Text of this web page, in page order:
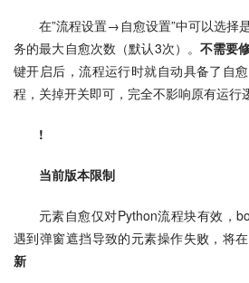
在”流程设置→自愈设置”中可以选择
务的最大自愈次数（默认3次）。不需要
键开启后，流程运行时就自动具备了自
程，关掉开关即可，完全不影响原有运行
!
当前版本限制
元素自愈仅对Python流程块有效，
遇到弹窗遮挡导致的元素操作失败，将
新